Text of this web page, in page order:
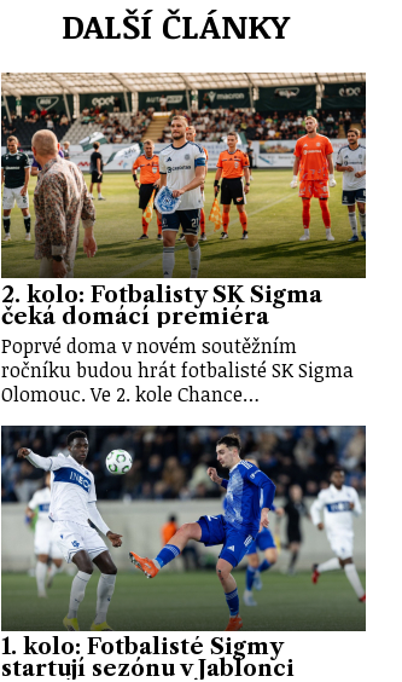
DALŠÍ ČLÁNKY
2. kolo: Fotbalisty SK Sigma
čeká domácí premiéra
Poprvé doma v novém soutěžním
ročníku budou hrát fotbalisté SK Sigma
Olomouc. Ve 2. kole Chance…
1. kolo: Fotbalisté Sigmy
startují sezónu v Jablonci